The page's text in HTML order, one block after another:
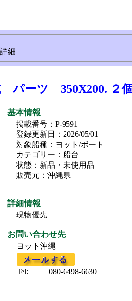
細
ーツ 350X200. ２個
基本情報
掲載番号：P-9591
登録更新日：2026/05/01
対象船種：ヨット/ボート
カテゴリー：船台
状態：新品・未使用品
販売元：沖縄県
詳細情報
現物優先
お問い合わせ先
ヨット沖縄
Tel: 080-6498-6630